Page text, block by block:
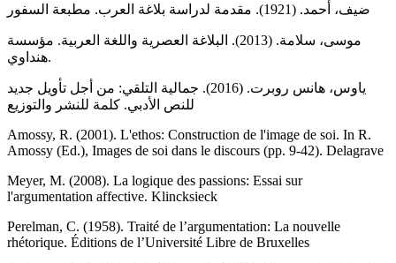
ضيف، أحمد. (1921). مقدمة لدراسة بلاغة العرب. مطبعة السفور
موسى، سلامة. (2013). البلاغة العصرية واللغة العربية. مؤسسة
هنداوي.
ياوس، هانس روبرت. (2016). جمالية التلقي: من أجل تأويل جديد
للنص الأدبي. كلمة للنشر والتوزيع
Amossy, R. (2001). L'ethos: Construction de l'image de soi. In R.
Amossy (Ed.), Images de soi dans le discours (pp. 9-42). Delagrave
Meyer, M. (2008). La logique des passions: Essai sur
l'argumentation affective. Klincksieck
Perelman, C. (1958). Traité de l’argumentation: La nouvelle
rhétorique. Éditions de l’Université Libre de Bruxelles